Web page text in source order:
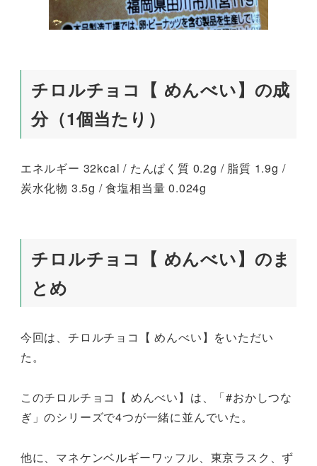
チロルチョコ【 めんべい】の成
分（1個当たり）
エネルギー 32kcal / たんぱく質 0.2g / 脂質 1.9g /
炭水化物 3.5g / 食塩相当量 0.024g
チロルチョコ【 めんべい】のま
とめ
今回は、チロルチョコ【 めんべい】をいただい
た。
このチロルチョコ【 めんべい】は、「#おかしつな
ぎ」のシリーズで4つが一緒に並んでいた。
他に、マネケンベルギーワッフル、東京ラスク、ず